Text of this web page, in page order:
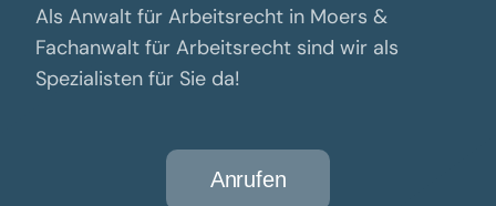
Als Anwalt für Arbeitsrecht in Moers &
Fachanwalt für Arbeitsrecht sind wir als
Spezialisten für Sie da!
Anrufen